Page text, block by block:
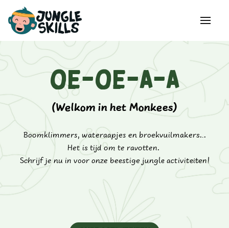
OE-OE-A-A
(Welkom in het Monkees)
Boomklimmers, wateraapjes en broekvuilmakers...
Het is tijd om te ravotten.
Schrijf je nu in voor onze beestige jungle activiteiten!